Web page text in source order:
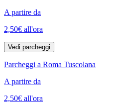
A partire da
2,50€ all'ora
Vedi parcheggi
Parcheggi a Roma Tuscolana
A partire da
2,50€ all'ora